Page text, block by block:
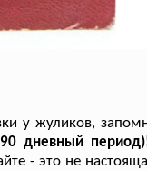
у жуликов,
дневный
- это не